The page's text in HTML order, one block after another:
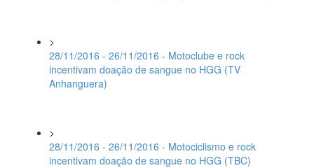
>
28/11/2016 - 26/11/2016 - Motoclube e rock
incentivam doação de sangue no HGG (TV
Anhanguera)
>
28/11/2016 - 26/11/2016 - Motociclismo e rock
incentivam doação de sangue no HGG (TBC)